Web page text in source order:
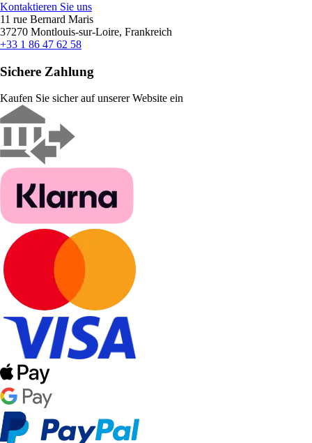
Kontaktieren Sie uns
11 rue Bernard Maris
37270 Montlouis-sur-Loire, Frankreich
+33 1 86 47 62 58
Sichere Zahlung
Kaufen Sie sicher auf unserer Website ein